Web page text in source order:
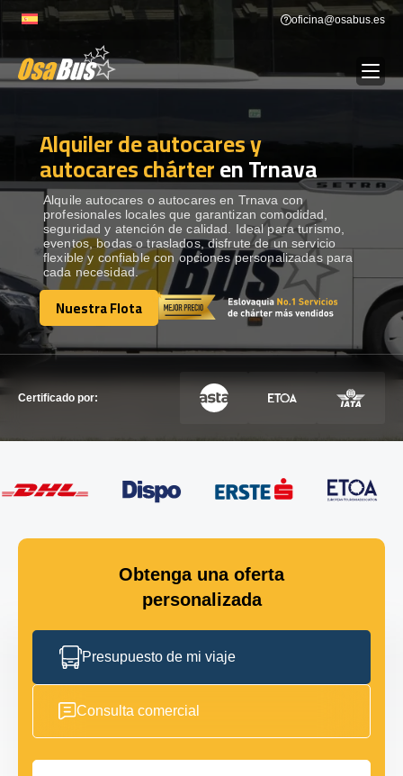
to
oficina@osabus.es
ALQUILER DE AUTOCARES
DESTINOS Show dropdown
RECORRIDAS Show dropdown
FLOTA
Alquiler de autocares y
autocares chárteren Trnava
Alquile autocares o autocares en Trnava con
profesionales locales que garantizan comodidad,
seguridad y atención de calidad. Ideal para turismo,
eventos, bodas o traslados, disfrute de un servicio
flexible y confiable con opciones personalizadas para
cada necesidad.
Nuestra Flota
Nuestra Flota
Certificado por:
Obtenga una oferta
personalizada
Presupuesto de mi viaje
Consulta comercial
Nombre completo